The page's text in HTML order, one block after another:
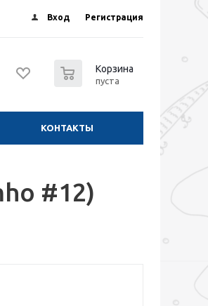
Вход Регистрация
Корзина
пуста
КОНТАКТЫ
#12)